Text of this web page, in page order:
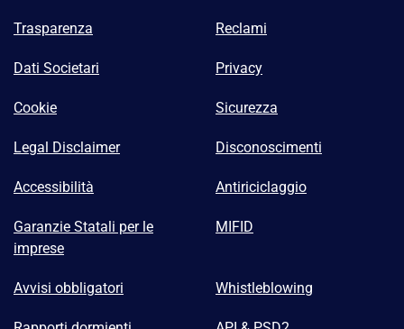
Trasparenza Reclami
Dati Societari Privacy
Cookie Sicurezza
Legal Disclaimer Disconoscimenti
Accessibilità Antiriciclaggio
Garanzie Statali per le
imprese
MIFID
Avvisi obbligatori Whistleblowing